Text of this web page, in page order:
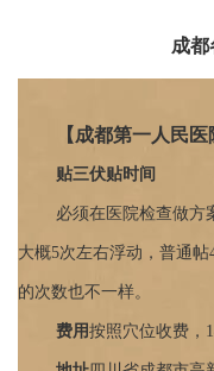
成都
【成都第一人民医
贴三伏贴时间
必须在医院检查做方
大概5次左右浮动，普通
的次数也不一样。
费用按照穴位收费，